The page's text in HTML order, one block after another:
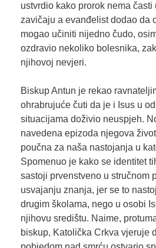
ustvrdio kako prorok nema časti
zavičaju a evanđelist dodao da
mogao učiniti nijedno čudo,
ozdravio nekoliko bolesnika,
njihovoj nevjeri.
Biskup Antun je rekao
ohrabrujuće čuti da je i Isus u
situacijama doživio neuspjeh.
navedena epizoda njegova
poučna za naša nastojanja u
Spomenuo je kako se identitet
sastoji prvenstveno u stručnom
usvajanju znanja, jer se to
drugim školama, nego u osobi
njihovu središtu. Naime,
biskup, Katolička Crkva vjeruje